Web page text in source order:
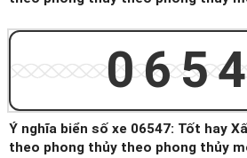
Ý nghĩa biển số xe 06547: Tốt hay
theo phong thủy theo phong thủy